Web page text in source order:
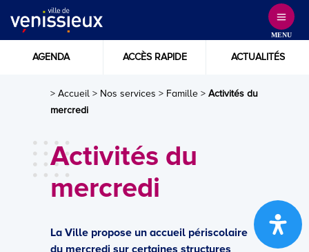
Content
MENU
AGENDA ACCÈS RAPIDE ACTUALITÉS
> Accueil> Nos services > Famille> Activités du
mercredi
Activités du
mercredi
La Ville propose un accueil périscolaire
du mercredi sur certaines structures